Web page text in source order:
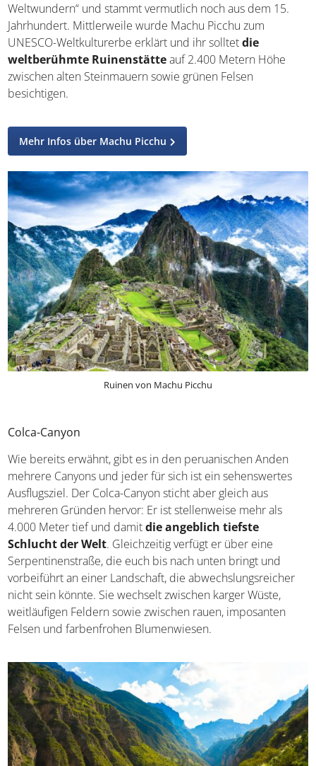
Machu Picchu
Die wohl bekannteste Sehenswürdigkeit von Peru ist die
einstige Inkastadt Machu Picchu. Sie gehört zu den
„Sieben Weltwundern“ und stammt vermutlich noch aus
zum UNESCO-Weltkulturerbe erklärt und ihr solltet
weltberühmte Ruinenstätte auf 2.400 Metern Höhe
zwischen alten Steinmauern sowie grünen Felsen
besichtigen.
Mehr Infos über Machu Picchu
Ruinen von Machu Picchu
Colca-Canyon
Wie bereits erwähnt, gibt es in den peruanischen Anden
mehrere Canyons und jeder für sich ist ein sehenswertes
Ausflugsziel. Der Colca-Canyon sticht aber gleich aus
mehreren Gründen hervor: Er ist stellenweise mehr als
4.000 Meter tief und damitdie angeblich tiefste
Schlucht der Welt. Gleichzeitig verfügt er über eine
Serpentinenstraße, die euch bis nach unten bringt und
nicht sein könnte. Sie wechselt zwischen karger Wüste,
weitläufigen Feldern sowie zwischen rauen, imposanten
Felsen und farbenfrohen Blumenwiesen.